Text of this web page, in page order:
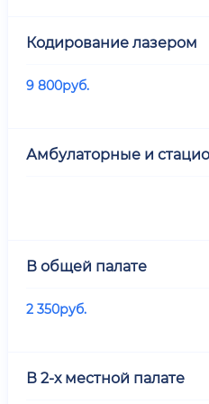
Кодирование лазером
9 800руб.
Амбулаторные и
В общей палате
2 350руб.
В 2-х местной палате